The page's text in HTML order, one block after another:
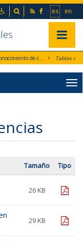
s)
esIr a la
en
RSS Facebook
Accesibilidad
Buscador
Reconocimiento de créditos
Tamaño Tipo
26 KB pdf
29 KB pdf